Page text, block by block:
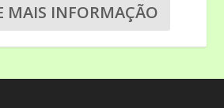
MAIS INFORMAÇÃO